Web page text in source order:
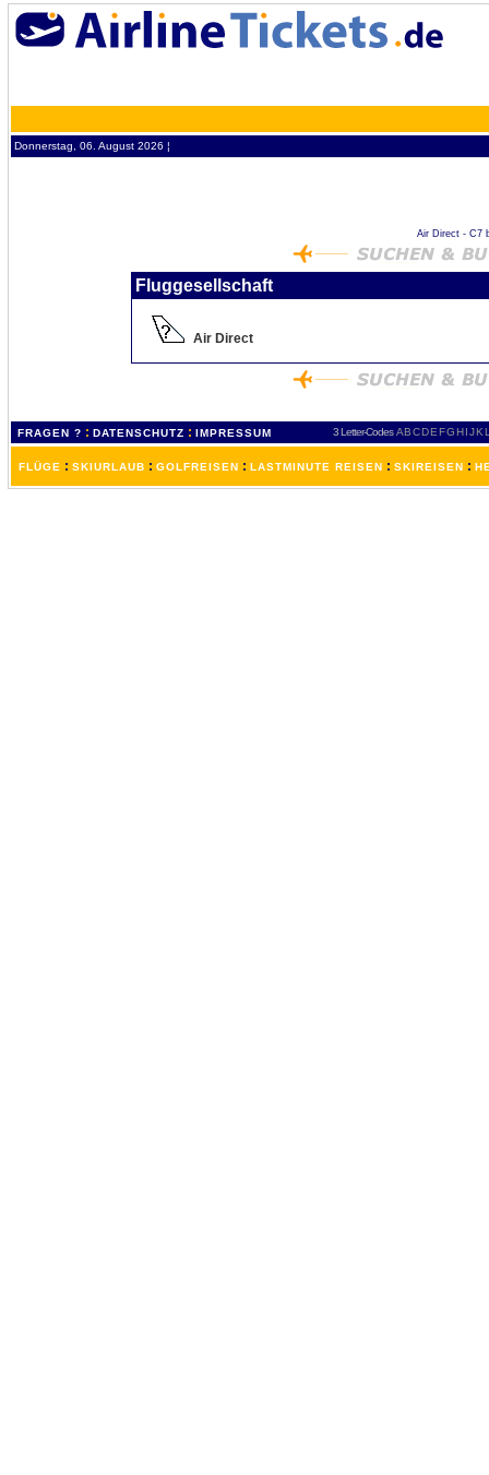
Donnerstag, 06. August 2026 ¦
Air Direct - C7
Fluggesellschaft
Air Direct
FRAGEN ? : DATENSCHUTZ : IMPRESSUM 3 Letter-Codes ABCDEFGH IJKL
FLÜGE : SKIURLAUB : GOLFREISEN : LASTMINUTE REISEN : SKIREISEN :